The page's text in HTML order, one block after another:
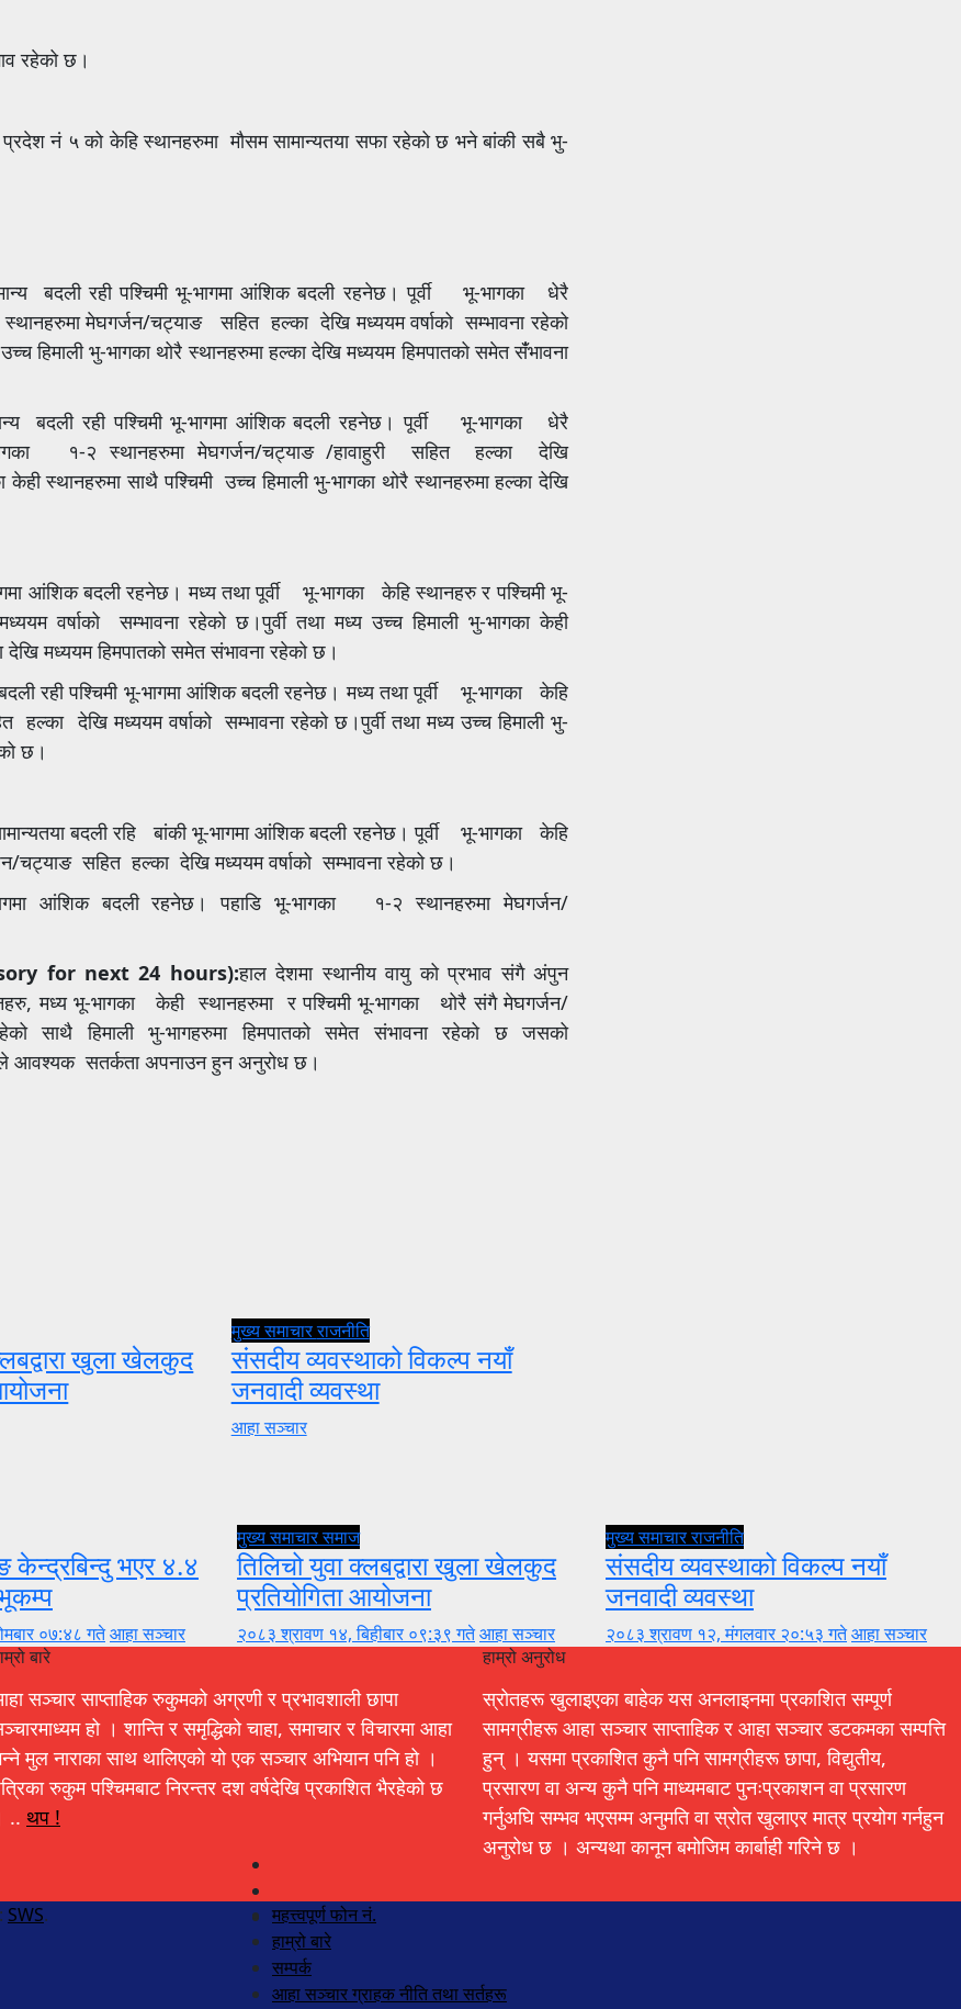
रहेको छ।
नं ५ को केहि स्थानहरुमा मौसम सामान्यतया सफा रहेको छ भने बांकी सबै भु-
बदली रही पश्चिमी भू-भागमा आंशिक बदली रहनेछ। पूर्वी भू-भागका धेरै
मेघगर्जन/चट्याङ सहित हल्का देखि मध्ययम वर्षाको सम्भावना रहेको
हिमाली भु-भागका थोरै स्थानहरुमा हल्का देखि मध्ययम हिमपातको समेत संँभावना
बदली रही पश्चिमी भू-भागमा आंशिक बदली रहनेछ। पूर्वी भू-भागका धेरै
१-२ स्थानहरुमा मेघगर्जन/चट्याङ /हावाहुरी सहित हल्का देखि
केही स्थानहरुमा साथै पश्चिमी उच्च हिमाली भु-भागका थोरै स्थानहरुमा हल्का देखि
आंशिक बदली रहनेछ। मध्य तथा पूर्वी भू-भागका केहि स्थानहरु र पश्चिमी भू-
सम्भावना रहेको छ।पुर्वी तथा मध्य उच्च हिमाली भु-भागका केही
मध्ययम हिमपातको समेत संभावना रहेको छ।
रही पश्चिमी भू-भागमा आंशिक बदली रहनेछ। मध्य तथा पूर्वी भू-भागका केहि
देखि मध्ययम वर्षाको सम्भावना रहेको छ।पुर्वी तथा मध्य उच्च हिमाली भु-
छ।
बदली रहि बांकी भू-भागमा आंशिक बदली रहनेछ। पूर्वी भू-भागका केहि
चट्याङ सहित हल्का देखि मध्ययम वर्षाको सम्भावना रहेको छ।
आंशिक बदली रहनेछ। पहाडि भू-भागका १-२ स्थानहरुमा मेघगर्जन/
for next 24 hours):हाल देशमा स्थानीय वायु को प्रभाव संगै अंपुन
मध्य भू-भागका केही स्थानहरुमा र पश्चिमी भू-भागका थोरै संगै मेघगर्जन/
साथै हिमाली भु-भागहरुमा हिमपातको समेत संभावना रहेको छ जसको
आवश्यक सतर्कता अपनाउन हुन अनुरोध छ।
खुला खेलकुद
मुख्य समाचारराजनीति
संसदीय व्यवस्थाको विकल्प नयाँ
जनवादी व्यवस्था
आहा सञ्चार
केन्द्रबिन्दु भएर ४.४
०७:४८ गतेआहा सञ्चार
मुख्य समाचारसमाज
तिलिचो युवा क्लबद्वारा खुला खेलकुद
प्रतियोगिता आयोजना
२०८३ श्रावण १४, बिहीबार ०९:३९ गतेआहा सञ्चार
मुख्य समाचारराजनीति
संसदीय व्यवस्थाको विकल्प नयाँ
जनवादी व्यवस्था
२०८३ श्रावण १२, मंगलवार २०:५३ गतेआहा सञ्चार
बारे
सञ्चार साप्ताहिक रुकुमको अग्रणी र प्रभावशाली छापा
हो । शान्ति र समृद्धिको चाहा, समाचार र विचारमा आहा
मुल नाराका साथ थालिएको यो एक सञ्चार अभियान पनि हो ।
रुकुम पश्चिमबाट निरन्तर दश वर्षदेखि प्रकाशित भैरहेको छ
.. थप !
हाम्रो अनुरोध
स्रोतहरू खुलाइएका बाहेक यस अनलाइनमा प्रकाशित सम्पूर्ण
सामग्रीहरू आहा सञ्चार साप्ताहिक र आहा सञ्चार डटकमका सम्पत्ति
हुन् । यसमा प्रकाशित कुनै पनि सामग्रीहरू छापा, विद्युतीय,
प्रसारण वा अन्य कुनै पनि माध्यमबाट पुनःप्रकाशन वा प्रसारण
गर्नुअघि सम्भव भएसम्म अनुमति वा स्रोत खुलाएर मात्र प्रयोग गर्नहुन
अनुरोध छ । अन्यथा कानून बमोजिम कार्बाही गरिने छ ।
SWS.
महत्त्वपूर्ण फोन नं.
हाम्रो बारे
सम्पर्क
आहा सञ्चार ग्राहक नीति तथा सर्तहरू